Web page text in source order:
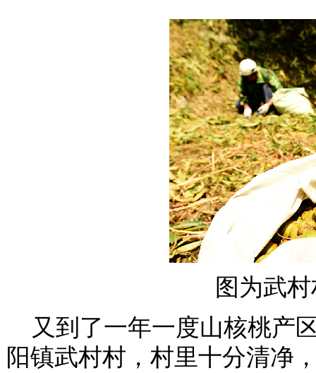
图为武
又到了一年一度山核桃产
阳镇武村村，村里十分清净